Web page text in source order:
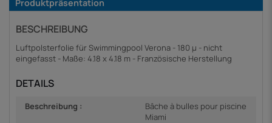
Produktpräsentation
BESCHREIBUNG
Luftpolsterfolie für Swimmingpool Verona - 180 µ - nicht
eingefasst - Maße: 4.18 x 4.18 m - Französische Herstellung
DETAILS
Beschreibung :
Bâche à bulles pour piscine
Miami